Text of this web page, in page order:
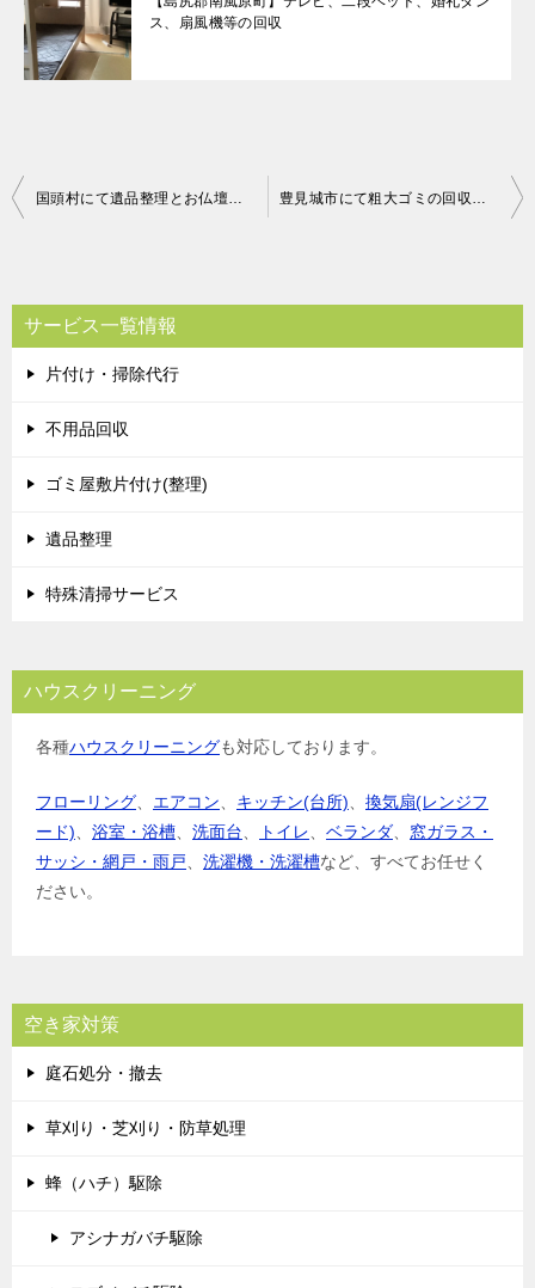
ス、扇風機等の回収
投
ビ
ゲ
ー
シ
国頭村にて遺品整理とお仏壇回収のご依頼 お客様の声 豊見城市にて粗大ゴミの回収処分 お客様の声
サービス一覧情報
片付け・掃除代行
不用品回収
ゴミ屋敷片付け(整理)
遺品整理
特殊清掃サービス
ハウスクリーニング
各種ハウスクリーニングも対応しております。
フローリング、 エアコン、 キッチン(台所)、 換気扇(レンジフ
ード)、 浴室・浴槽、 洗面台、 トイレ、 ベランダ、 窓ガラス・
サッシ・網戸・雨戸、 洗濯機・洗濯槽など、すべてお任せく
ださい。
空き家対策
庭石処分・撤去
草刈り・芝刈り・防草処理
蜂（ハチ）駆除
アシナガバチ駆除